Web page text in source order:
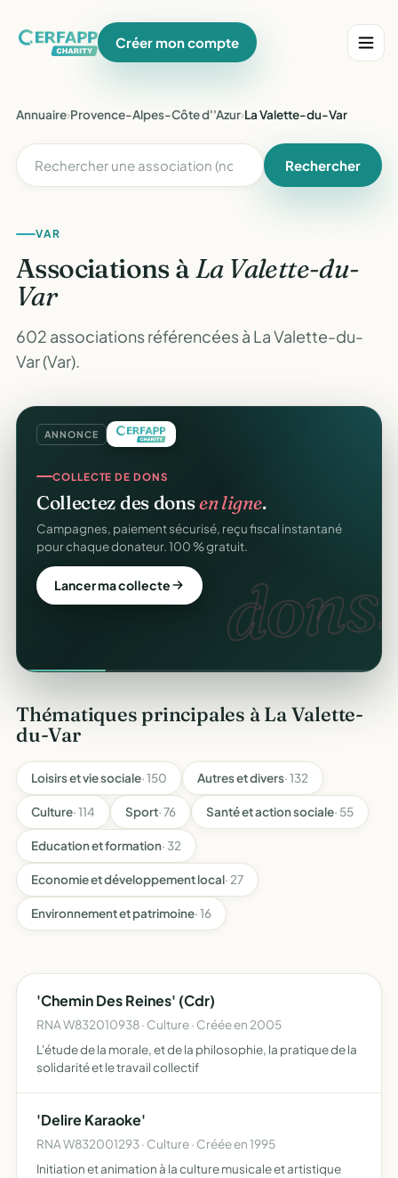
Créer mon compte
Annuaire›Provence-Alpes-Côte d''Azur›La Valette-du-Var
Rechercher
VAR
Associations àLa Valette-du-
Var
602 associations référencées à La Valette-du-
Var (Var).
ANNONCE
dons.
COLLECTE DE DONS
Collectez des donsen ligne.
Campagnes, paiement sécurisé, reçu fiscal instantané
pour chaque donateur. 100 % gratuit.
Lancer ma collecte
Thématiques principales à La Valette-
du-Var
Loisirs et vie sociale· 150 Autres et divers· 132
Culture· 114 Sport· 76 Santé et action sociale· 55
Education et formation· 32
Economie et développement local· 27
Environnement et patrimoine· 16
'Chemin Des Reines' (Cdr)
RNA W832010938 · Culture · Créée en 2005
L'étude de la morale, et de la philosophie, la pratique de la
solidarité et le travail collectif
'Delire Karaoke'
RNA W832001293 · Culture · Créée en 1995
Initiation et animation à la culture musicale et artistique